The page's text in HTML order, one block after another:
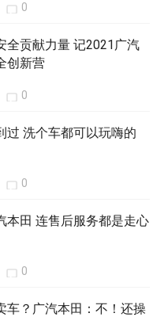
0
全贡献力量 记2021广汽
创新营
0
过 洗个车都可以玩嗨的
0
本田 连售后服务都是走心
0
车？广汽本田：不！还操